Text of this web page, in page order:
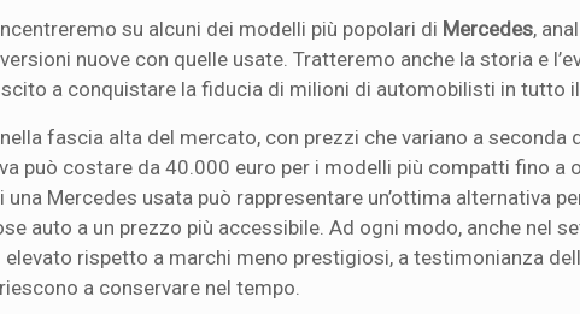
su alcuni dei modelli più popolari di Mercedes,
nuove con quelle usate. Tratteremo anche la storia e
a conquistare la fiducia di milioni di automobilisti in tutto
fascia alta del mercato, con prezzi che variano a seconda
può costare da 40.000 euro per i modelli più compatti fino a
Mercedes usata può rappresentare un’ottima alternativa
auto a un prezzo più accessibile. Ad ogni modo, anche nel
rispetto a marchi meno prestigiosi, a testimonianza
a conservare nel tempo.